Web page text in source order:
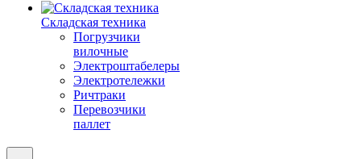
Складская техника
Погрузчики
вилочные
Электроштабелеры
Электротележки
Ричтраки
Перевозчики
паллет